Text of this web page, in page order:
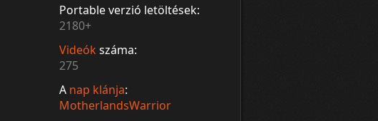
Portable verzió letöltések:
2180+
Videókszáma:
275
A nap klánja:
MotherlandsWarrior